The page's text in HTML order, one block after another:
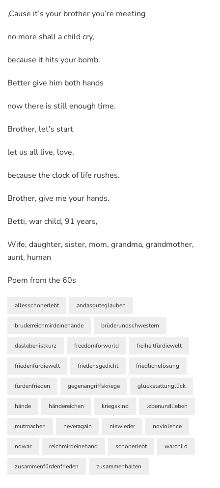
‚Cause it’s your brother you’re meeting
no more shall a child cry,
because it hits your bomb.
Better give him both hands
now there is still enough time.
Brother, let’s start
let us all live, love,
because the clock of life rushes.
Brother, give me your hands.
Betti, war child, 91 years,
Wife, daughter, sister, mom, grandma, grandmother,
aunt, human
Poem from the 60s
allesschonerlebt andasguteglauben
bruderreichmirdeinehände brüderundschwestern
daslebenistkurz freedomforworld freiheitfürdiewelt
friedenfürdiewelt friedensgedicht friedlichelösung
fürdenfrieden gegenangriffskriege glückstattunglück
hände händereichen kriegskind lebenundlieben
mutmachen neveragain niewieder noviolence
nowar reichmirdeinehand schonerlebt warchild
zusammenfürdenfrieden zusammenhalten